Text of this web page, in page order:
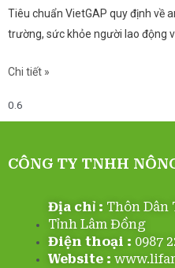
Tiêu chuẩn VietGAP quy định về
trường, sức khỏe người lao động
Chi tiết »
CÔNG TY TNHH
Địa chỉ : Thôn Dân
Tỉnh Lâm Đồng
Điện thoại : 0987
Website :